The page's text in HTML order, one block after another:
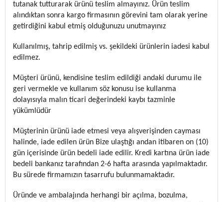
tutanak tutturarak ürünü teslim almayınız. Ürün teslim
alındıktan sonra kargo firmasının görevini tam olarak yerine
getirdiğini kabul etmiş olduğunuzu unutmayınız
Kullanılmış, tahrip edilmiş vs. şekildeki ürünlerin iadesi kabul
edilmez.
Müşteri ürünü, kendisine teslim edildiği andaki durumu ile
geri vermekle ve kullanım söz konusu ise kullanma
dolayısıyla malın ticari değerindeki kaybı tazminle
yükümlüdür
Müşterinin ürünü iade etmesi veya alışverişinden cayması
halinde, iade edilen ürün Bize ulaştığı andan itibaren on (10)
gün içerisinde ürün bedeli iade edilir. Kredi kartına ürün iade
bedeli bankanız tarafından 2-6 hafta arasında yapılmaktadır.
Bu sürede firmamızın tasarrufu bulunmamaktadır.
Üründe ve ambalajında herhangi bir açılma, bozulma,